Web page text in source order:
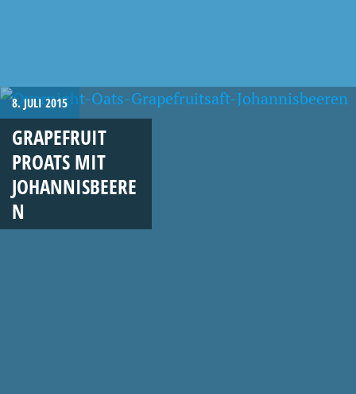
8. JULI 2015
GRAPEFRUIT
PROATS MIT
JOHANNISBEERE
N